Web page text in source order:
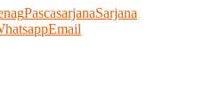
PascasarjanaSarjana
Email